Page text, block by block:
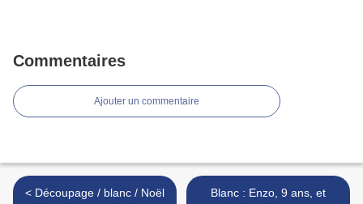
Commentaires
Ajouter un commentaire
< Découpage / blanc / Noël
Blanc : Enzo, 9 ans, et